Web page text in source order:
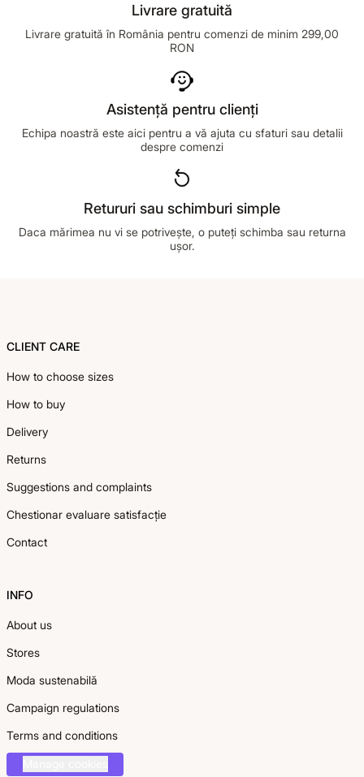
Livrare gratuită
Livrare gratuită în România pentru comenzi de minim 299,00
RON
Asistență pentru clienți
Echipa noastră este aici pentru a vă ajuta cu sfaturi sau detalii
despre comenzi
Retururi sau schimburi simple
Daca mărimea nu vi se potrivește, o puteți schimba sau returna
ușor.
CLIENT CARE
How to choose sizes
How to buy
Delivery
Returns
Suggestions and complaints
Chestionar evaluare satisfacție
Contact
INFO
About us
Stores
Moda sustenabilă
Campaign regulations
Terms and conditions